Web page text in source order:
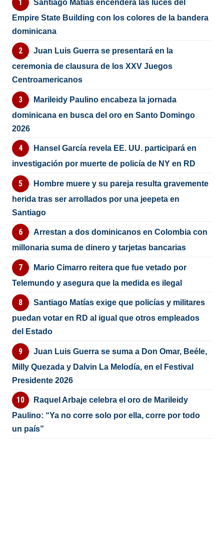
Santiago Matías encenderá las luces del
Empire State Building con los colores de la bandera
dominicana
Juan Luis Guerra se presentará en la
ceremonia de clausura de los XXV Juegos
Centroamericanos
Marileidy Paulino encabeza la jornada
dominicana en busca del oro en Santo Domingo
2026
Hansel García revela EE. UU. participará en
investigación por muerte de policía de NY en RD
Hombre muere y su pareja resulta gravemente
herida tras ser arrollados por una jeepeta en
Santiago
Arrestan a dos dominicanos en Colombia con
millonaria suma de dinero y tarjetas bancarias
Mario Cimarro reitera que fue vetado por
Telemundo y asegura que la medida es ilegal
Santiago Matías exige que policías y militares
puedan votar en RD al igual que otros empleados
del Estado
Juan Luis Guerra se suma a Don Omar, Beéle,
Milly Quezada y Dalvin La Melodía, en el Festival
Presidente 2026
Raquel Arbaje celebra el oro de Marileidy
Paulino: “Ya no corre solo por ella, corre por todo
un país”